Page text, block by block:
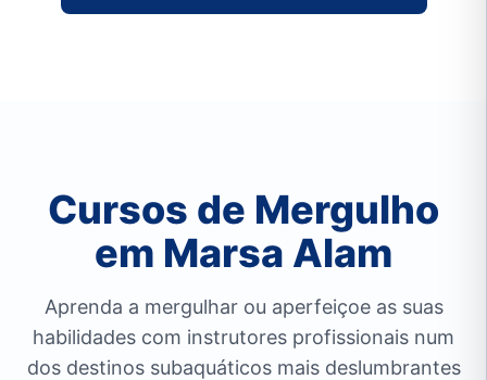
Cursos de Mergulho
em Marsa Alam
Aprenda a mergulhar ou aperfeiçoe as suas
habilidades com instrutores profissionais num
dos destinos subaquáticos mais deslumbrantes